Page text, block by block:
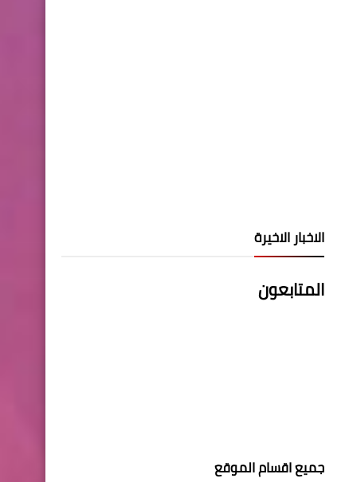
الاخبار الاخيرة
المتابعون
جميع اقسام الموقع